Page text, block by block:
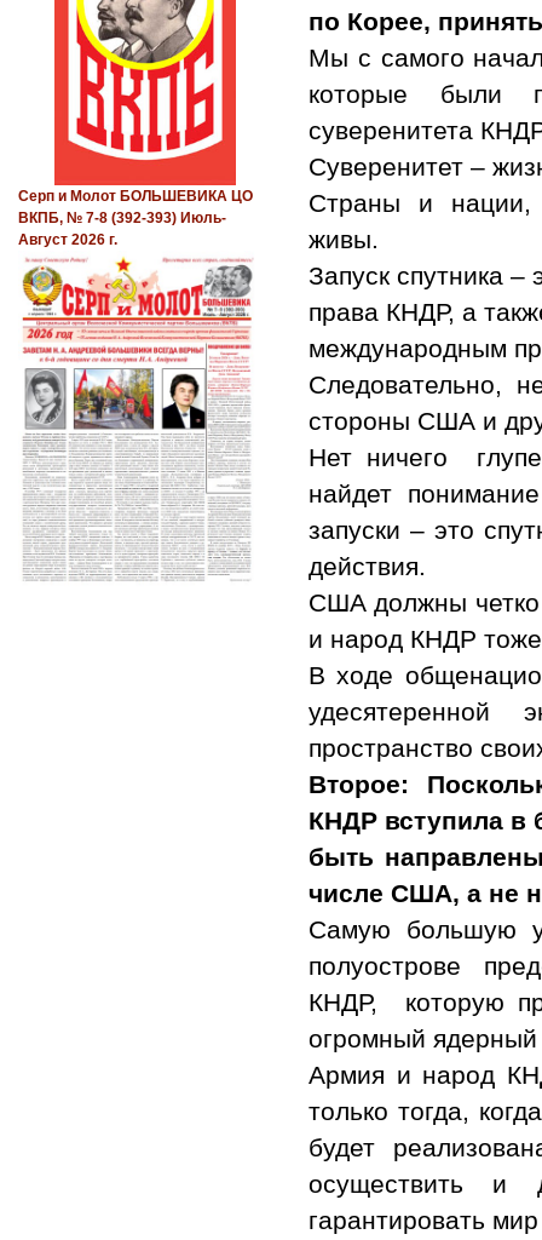
по Корее,
Мы с самого
которые были
суверенитета
Суверенитет –
Страны и нации,
живы.
Запуск спутника
права КНДР, а
международным
Следовательно,
стороны США и
Нет ничего
найдет
запуски – это
действия.
США должны четко
и народ КНДР
В ходе
удесятеренной
пространство
Второе:
КНДР вступила в
быть
числе США, а не
Самую большую
полуострове
КНДР, которую
огромный
Армия и народ
только тогда,
будет
осуществить и
гарантировать
Серп и Молот БОЛЬШЕВИКА ЦО
ВКПБ, № 7-8 (392-393) Июль-
Август 2026 г.